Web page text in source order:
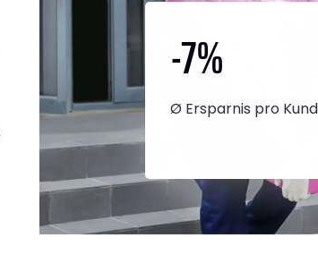
-7%
Ø Ersparnis pro